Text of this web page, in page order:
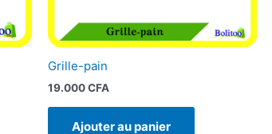
Grille-pain
19.000CFA
Ajouter au panier